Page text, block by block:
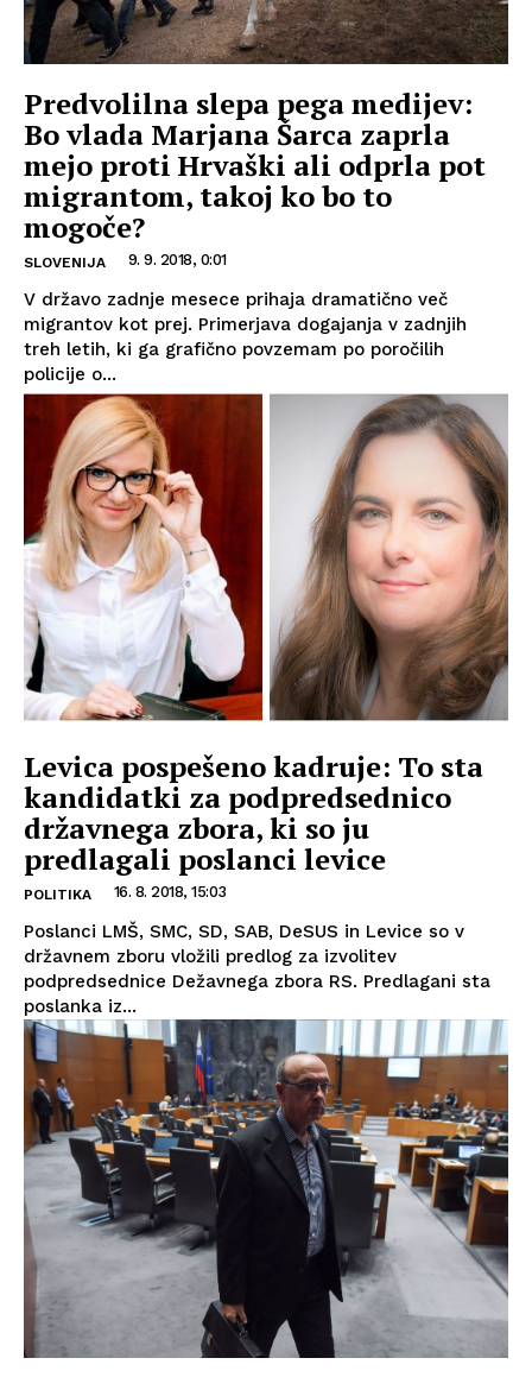
Predvolilna slepa pega medijev:
Bo vlada Marjana Šarca zaprla
mejo proti Hrvaški ali odprla pot
migrantom, takoj ko bo to
mogoče?
SLOVENIJA 9. 9. 2018, 0:01
V državo zadnje mesece prihaja dramatično več
migrantov kot prej. Primerjava dogajanja v zadnjih
treh letih, ki ga grafično povzemam po poročilih
policije o...
Levica pospešeno kadruje: To sta
kandidatki za podpredsednico
državnega zbora, ki so ju
predlagali poslanci levice
POLITIKA 16. 8. 2018, 15:03
Poslanci LMŠ, SMC, SD, SAB, DeSUS in Levice so v
državnem zboru vložili predlog za izvolitev
podpredsednice Dežavnega zbora RS. Predlagani sta
poslanka iz...